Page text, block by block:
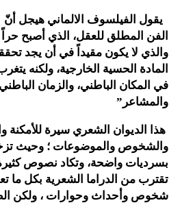
الالماني هيجل أنّ ” الشعر هو
للعقل، الذي أصبح حراً في طبيعته،
يكون مقيداً في أن يجد تحققه في
الخارجية، ولكنه يتغرب بشكل تام
الباطني، والزمان الباطني للأفكار
الشعري سيرة للأمكنة والأزمنة
والموضوعات ؛ وحيث تزخر نصوصه
واضحة، وتكاد نصوص كثيرة لديه
الدراما الشعرية بكل ما تعنيه من
وحوارات ، ولكن الطابع المميز